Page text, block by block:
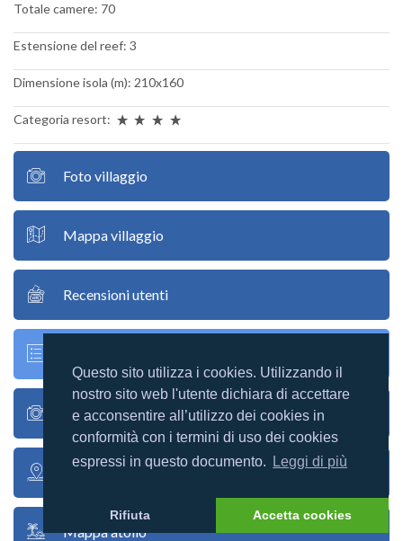
Questo sito utilizza i cookies. Utilizzando il
nostro sito web l'utente dichiara di accettare
e acconsentire all’utilizzo dei cookies in
conformità con i termini di uso dei cookies
espressi in questo documento.
Leggi di più
Rifiuta Accetta cookies
Totale camere: 70
Estensione del reef: 3
Dimensione isola (m): 210x160
Categoria resort:
Foto villaggio
Mappa villaggio
Recensioni utenti
Foto utenti
Google map
Mappa atollo